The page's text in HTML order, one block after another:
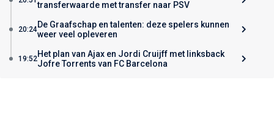
transferwaarde met transfer naar PSV
20:24De Graafschap en talenten: deze spelers kunnen
weer veel opleveren
19:52Het plan van Ajax en Jordi Cruijff met linksback
Jofre Torrents van FC Barcelona